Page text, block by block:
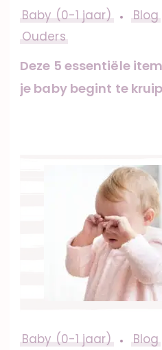
Baby (0-1 jaar) Blog
Ouders
Deze 5 essentiële
je baby begint te
Baby (0-1 jaar) Blog